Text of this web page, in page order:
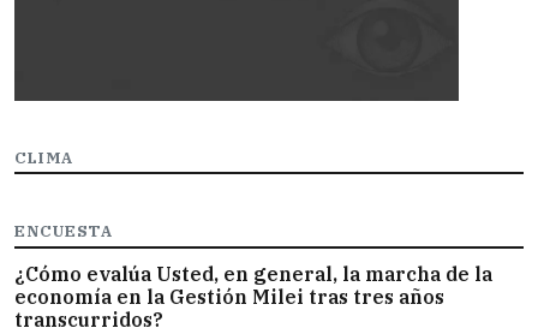
CLIMA
ENCUESTA
¿Cómo evalúa Usted, en general, la marcha de la
economía en la Gestión Milei tras tres años
transcurridos?